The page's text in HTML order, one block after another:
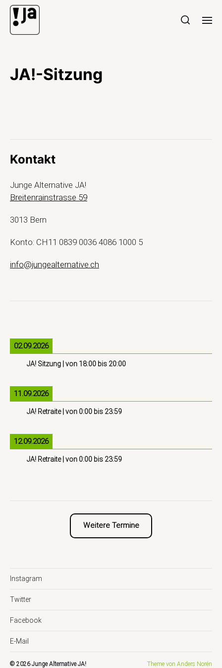
JA!-Sitzung
Kontakt
Junge Alternative JA!
Breitenrainstrasse 59
3013 Bern
Konto: CH11 0839 0036 4086 1000 5
info@jungealternative.ch
02.09.2026
JA! Sitzung | von 18:00 bis 20:00
11.09.2026
JA! Retraite| von 0:00 bis 23:59
12.09.2026
JA! Retraite| von 0:00 bis 23:59
Weitere Termine
Instagram
Twitter
Facebook
E-Mail
© 2026Junge Alternative JA! Theme von Anders Norén